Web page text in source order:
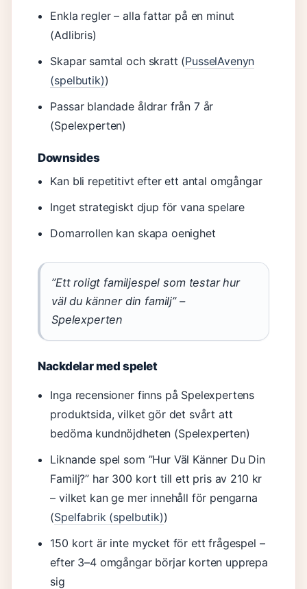
Enkla regler – alla fattar på en minut
(Adlibris)
Skapar samtal och skratt (PusselAvenyn
(spelbutik))
Passar blandade åldrar från 7 år
(Spelexperten)
Downsides
Kan bli repetitivt efter ett antal omgångar
Inget strategiskt djup för vana spelare
Domarrollen kan skapa oenighet
”Ett roligt familjespel som testar hur
väl du känner din familj” –
Spelexperten
Nackdelar med spelet
Inga recensioner finns på Spelexpertens
produktsida, vilket gör det svårt att
bedöma kundnöjdheten (Spelexperten)
Liknande spel som ”Hur Väl Känner Du Din
Familj?” har 300 kort till ett pris av 210 kr
– vilket kan ge mer innehåll för pengarna
(Spelfabrik (spelbutik))
150 kort är inte mycket för ett frågespel –
efter 3–4 omgångar börjar korten upprepa
sig